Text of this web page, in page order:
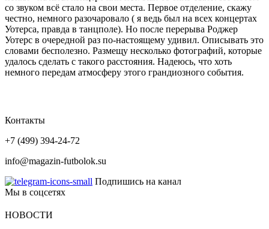
со звуком всё стало на свои места. Первое отделение, скажу
честно, немного разочаровало ( я ведь был на всех концертах
Уотерса, правда в танцполе). Но после перерыва Роджер
Уотерс в очередной раз по-настоящему удивил. Описывать это
словами бесполезно. Размещу несколько фотографий, которые
удалось сделать с такого расстояния. Надеюсь, что хоть
немного передам атмосферу этого грандиозного события.
Контакты
+7 (499) 394-24-72
info@magazin-futbolok.su
Подпишись на канал
Мы в соцсетях
НОВОСТИ